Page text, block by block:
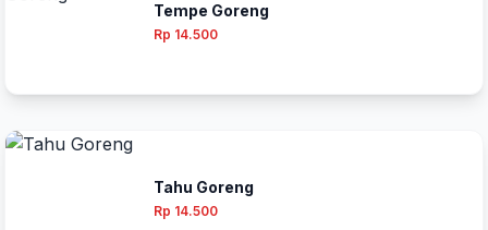
Tempe Goreng
Rp 14.500
Tahu Goreng
Rp 14.500